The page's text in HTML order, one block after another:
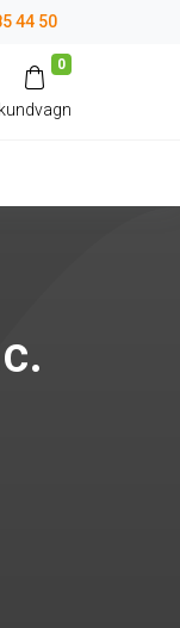
44 50
0
kundvagn